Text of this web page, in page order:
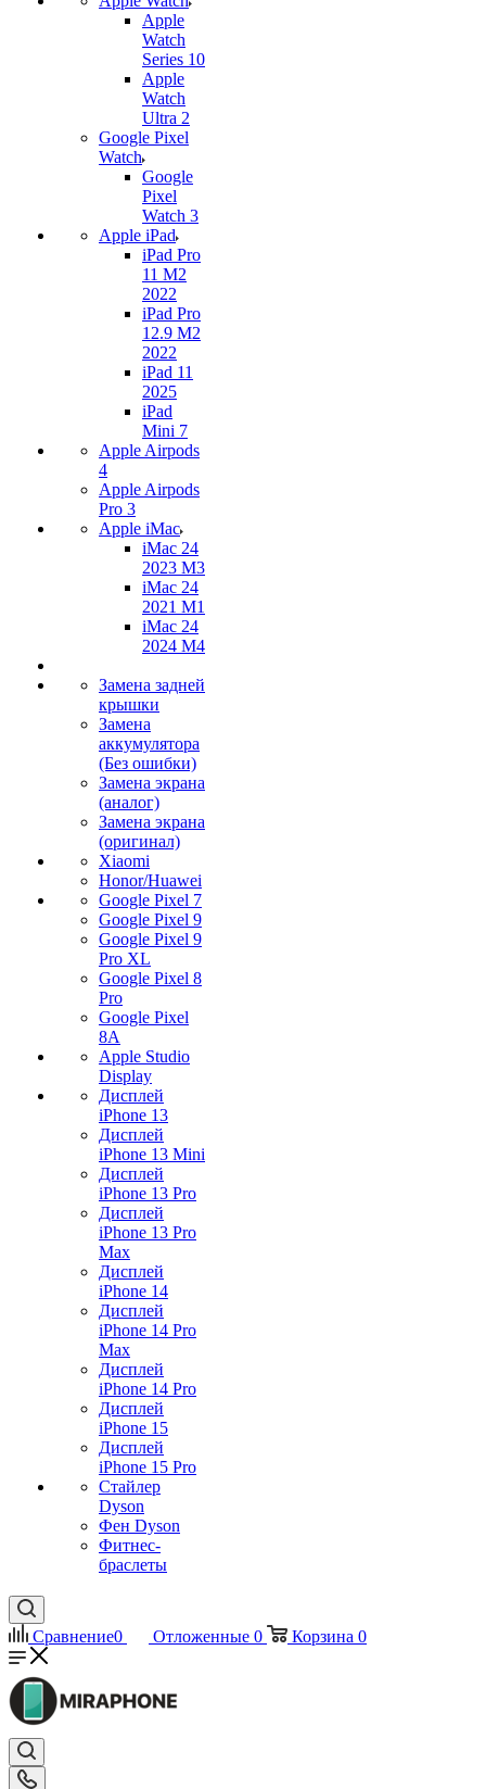
Apple
Watch
Series 10
Apple
Watch
Ultra 2
Google Pixel
Watch
Google
Pixel
Watch 3
Apple iPad
iPad Pro
11 M2
2022
iPad Pro
12.9 M2
2022
iPad 11
2025
iPad
Mini 7
Apple Airpods
4
Apple Airpods
Pro 3
Apple iMac
iMac 24
2023 M3
iMac 24
2021 M1
iMac 24
2024 M4
Замена задней
крышки
Замена
аккумулятора
(Без ошибки)
Замена экрана
(аналог)
Замена экрана
(оригинал)
Xiaomi
Honor/Huawei
Google Pixel 7
Google Pixel 9
Google Pixel 9
Pro XL
Google Pixel 8
Pro
Google Pixel
8A
Apple Studio
Display
Дисплей
iPhone 13
Дисплей
iPhone 13 Mini
Дисплей
iPhone 13 Pro
Дисплей
iPhone 13 Pro
Max
Дисплей
iPhone 14
Дисплей
iPhone 14 Pro
Max
Дисплей
iPhone 14 Pro
Дисплей
iPhone 15
Дисплей
iPhone 15 Pro
Стайлер
Dyson
Фен Dyson
Фитнес-
браслеты
Сравнение0 Отложенные 0 Корзина 0